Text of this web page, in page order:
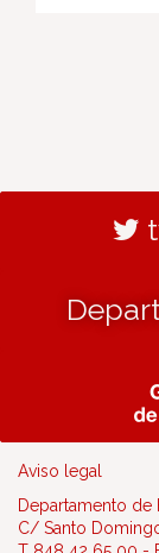
Aviso legal
Departamento de
C/ Santo